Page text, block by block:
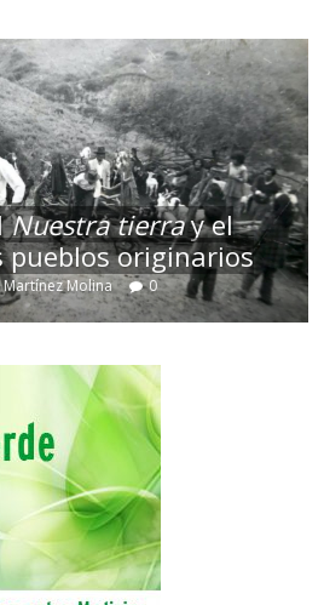
Nuestra tierray el
pueblos originarios
Martínez Molina 0